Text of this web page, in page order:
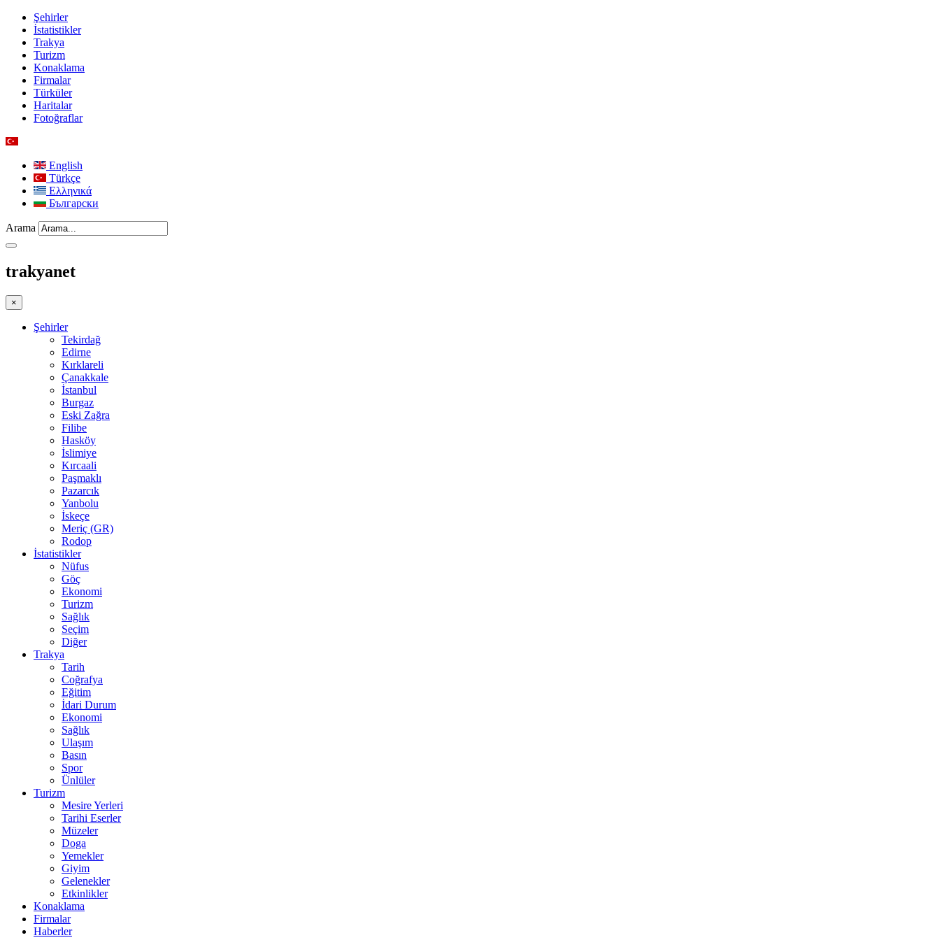
Şehirler
İstatistikler
Trakya
Turizm
Konaklama
Firmalar
Türküler
Haritalar
Fotoğraflar
English
Türkçe
Ελληνικά
Български
Arama
trakyanet
×
Şehirler
Tekirdağ
Edirne
Kırklareli
Çanakkale
İstanbul
Burgaz
Eski Zağra
Filibe
Hasköy
İslimiye
Kırcaali
Paşmaklı
Pazarcık
Yanbolu
İskeçe
Meriç (GR)
Rodop
İstatistikler
Nüfus
Göç
Ekonomi
Turizm
Sağlık
Seçim
Diğer
Trakya
Tarih
Coğrafya
Eğitim
İdari Durum
Ekonomi
Sağlık
Ulaşım
Basın
Spor
Ünlüler
Turizm
Mesire Yerleri
Tarihi Eserler
Müzeler
Doga
Yemekler
Giyim
Gelenekler
Etkinlikler
Konaklama
Firmalar
Haberler